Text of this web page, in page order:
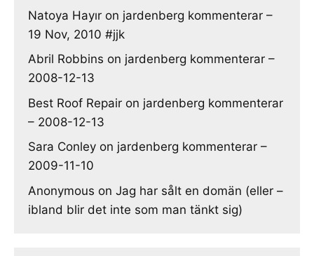
Natoya Hayır on jardenberg kommenterar –
19 Nov, 2010 #jjk
Abril Robbins on jardenberg kommenterar –
2008-12-13
Best Roof Repair on jardenberg kommenterar
– 2008-12-13
Sara Conley on jardenberg kommenterar –
2009-11-10
Anonymous on Jag har sålt en domän (eller –
ibland blir det inte som man tänkt sig)